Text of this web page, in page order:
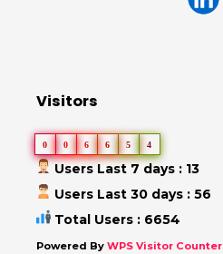
Visitors
0 0 6 6 5 4
Users Last 7 days : 13
Users Last 30 days : 56
Total Users : 6654
Powered By WPS Visitor Counter